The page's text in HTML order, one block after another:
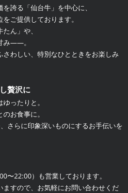
誇る「仙台牛」を中心に、
ご提供しております。
ん」や、
み——。
わしい、特別なひとときをお楽しみ
贅沢に
ったりと。
お食事に。
さらに印象深いものにするお手伝いを
〜22:00）も営業しております。
ますので、お気軽にお問い合わせくだ